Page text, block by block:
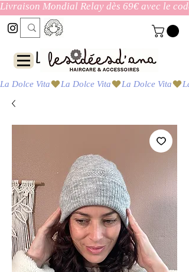
Livraison Mondial Relay dès 69€ avec le
Las ideas de Ana
La Dolce Vita